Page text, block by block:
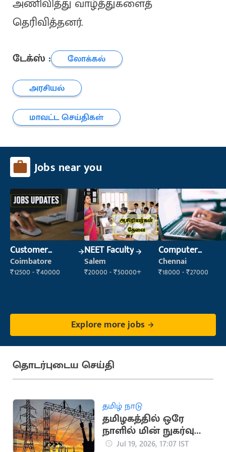
அணிவித்து வாழ்த்துகளைத்
தெரிவித்தனர்.
டேக்ஸ் :
லோக்கல்
அரசியல்
மாவட்ட செய்திகள்
Jobs near you
Customer
Support Officer
Coimbatore
₹12500 - ₹40000
NEET Faculty
Salem
₹20000 - ₹50000+
Computer
Operator
Chennai
₹18000 - ₹27000
Explore more jobs
தொடர்புடைய செய்தி
தமிழ் நாடு
தமிழகத்தில் ஒரே
நாளில் மின் நுகர்வு
475.45 மில்லியன்
Jul 19, 2026, 17:07 IST